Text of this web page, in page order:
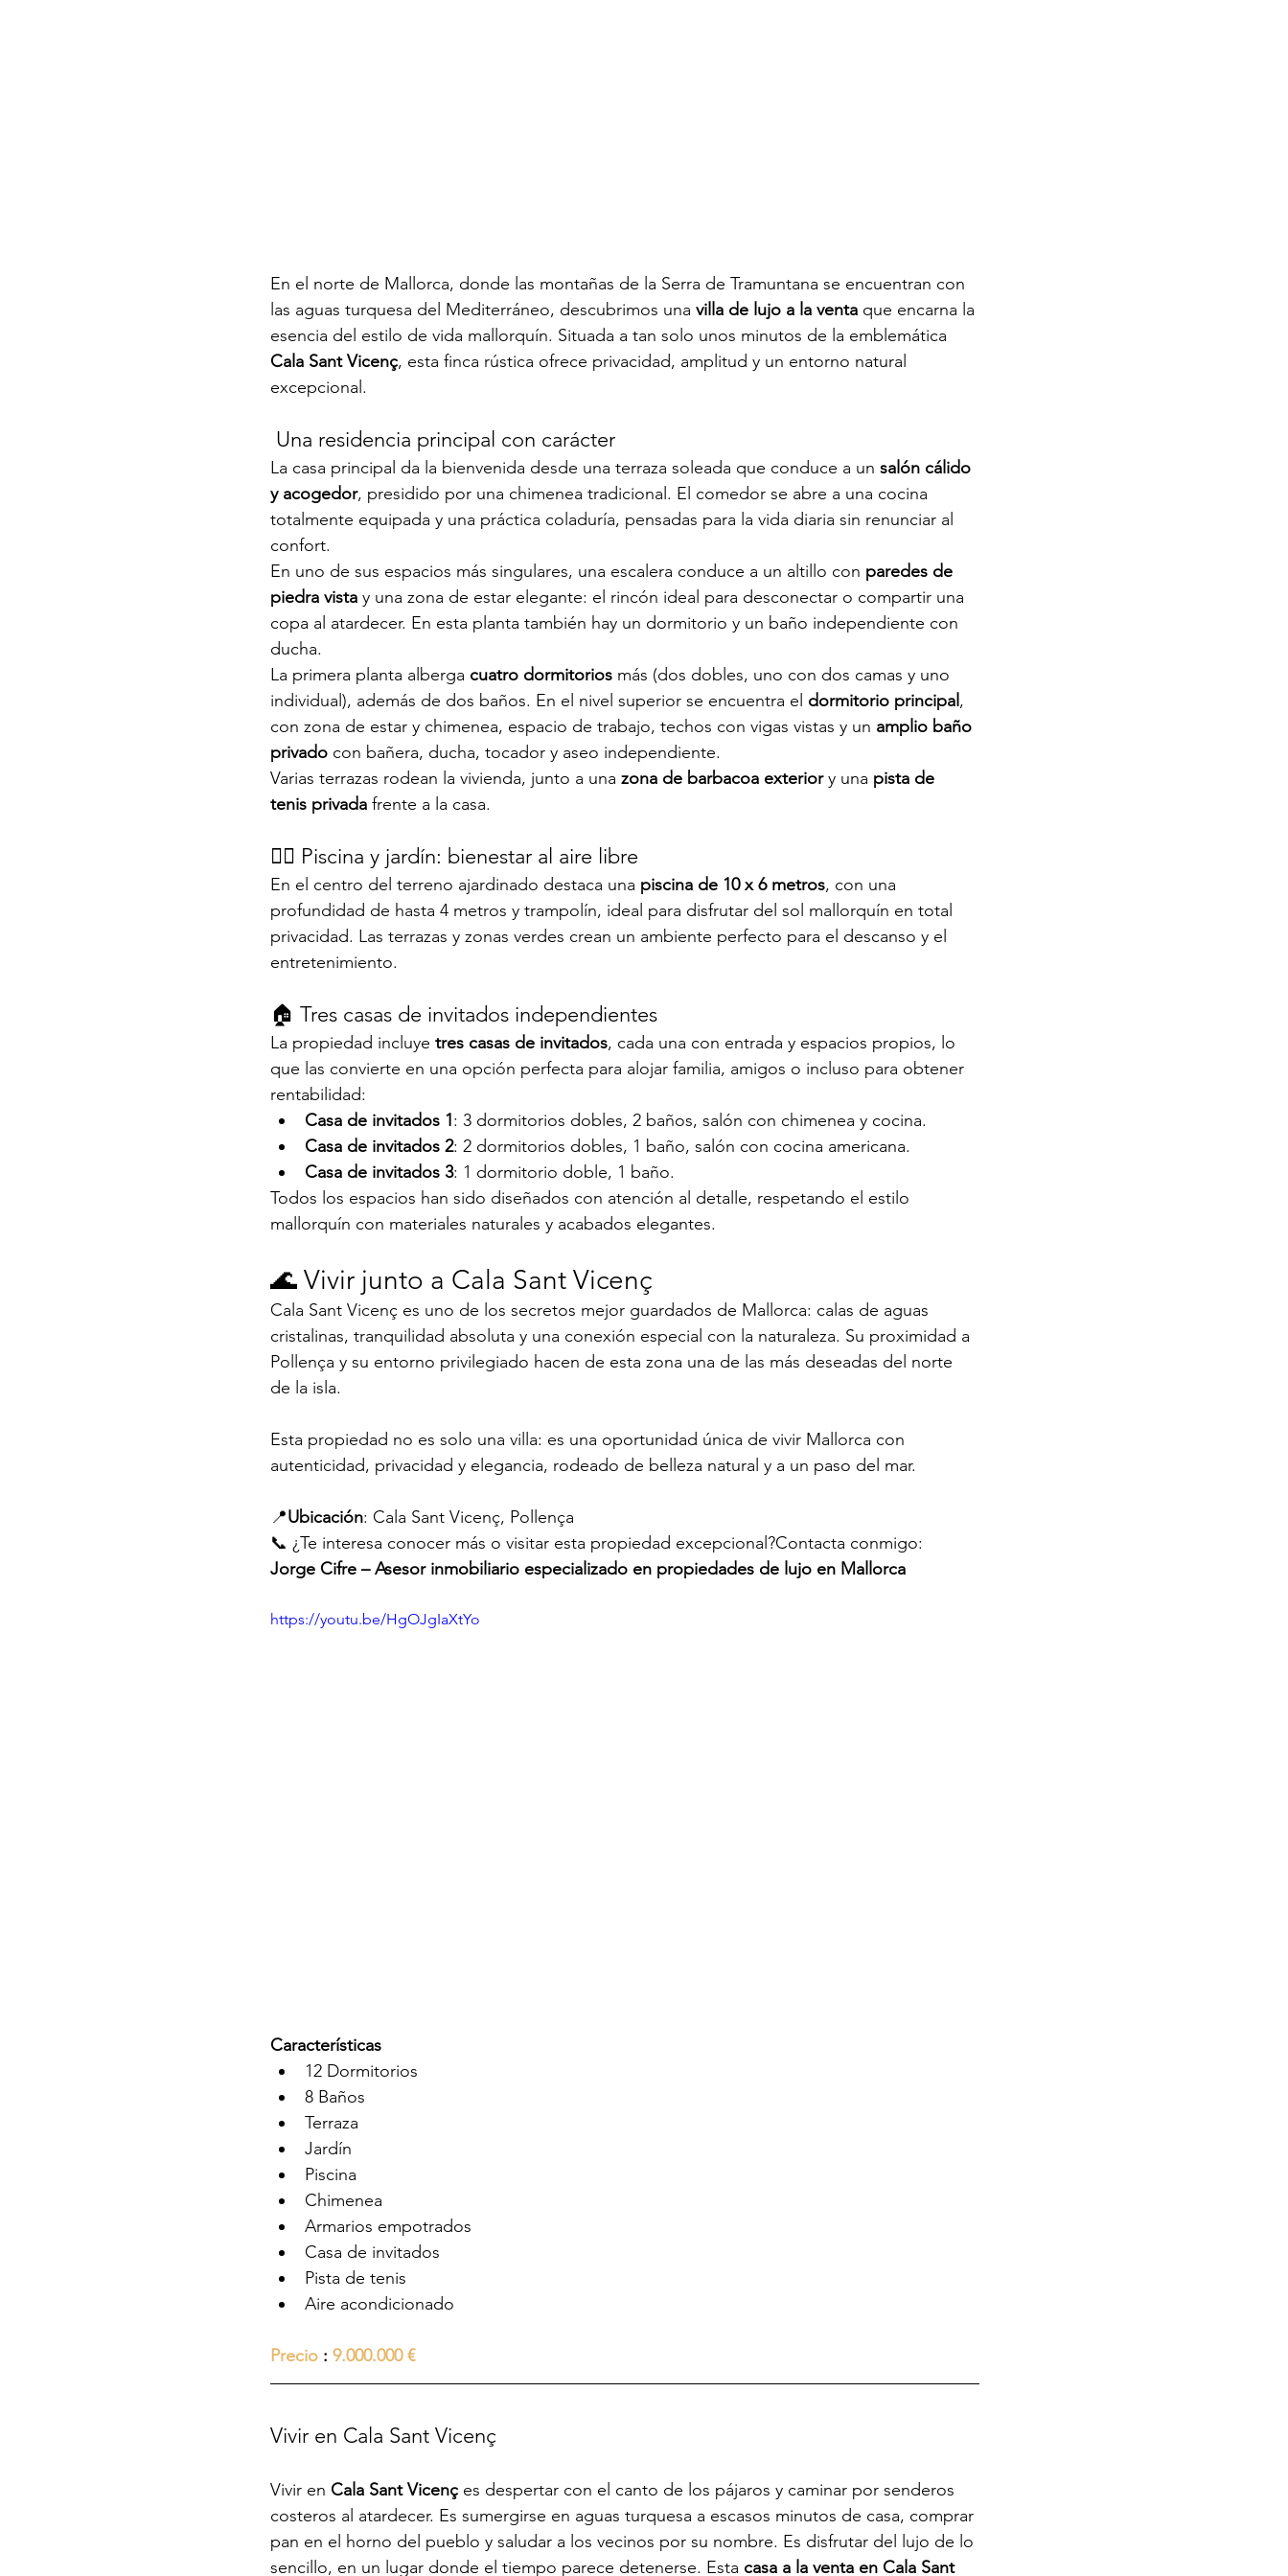
En el norte de Mallorca, donde las montañas de la Serra de Tramuntana se encuentran con
las aguas turquesa del Mediterráneo, descubrimos una villa de lujo a la venta que encarna la
esencia del estilo de vida mallorquín. Situada a tan solo unos minutos de la emblemática
Cala Sant Vicenç, esta finca rústica ofrece privacidad, amplitud y un entorno natural
excepcional.
Una residencia principal con carácter
La casa principal da la bienvenida desde una terraza soleada que conduce a un salón cálido
y acogedor, presidido por una chimenea tradicional. El comedor se abre a una cocina
totalmente equipada y una práctica coladuría, pensadas para la vida diaria sin renunciar al
confort.
En uno de sus espacios más singulares, una escalera conduce a un altillo con paredes de
piedra vista y una zona de estar elegante: el rincón ideal para desconectar o compartir una
copa al atardecer. En esta planta también hay un dormitorio y un baño independiente con
ducha.
La primera planta alberga cuatro dormitorios más (dos dobles, uno con dos camas y uno
individual), además de dos baños. En el nivel superior se encuentra el dormitorio principal,
con zona de estar y chimenea, espacio de trabajo, techos con vigas vistas y un amplio baño
privado con bañera, ducha, tocador y aseo independiente.
Varias terrazas rodean la vivienda, junto a una zona de barbacoa exterior y una pista de
tenis privada frente a la casa.
🏊‍♂️ Piscina y jardín: bienestar al aire libre
En el centro del terreno ajardinado destaca una piscina de 10 x 6 metros, con una
profundidad de hasta 4 metros y trampolín, ideal para disfrutar del sol mallorquín en total
privacidad. Las terrazas y zonas verdes crean un ambiente perfecto para el descanso y el
entretenimiento.
🏠 Tres casas de invitados independientes
La propiedad incluye tres casas de invitados, cada una con entrada y espacios propios, lo
que las convierte en una opción perfecta para alojar familia, amigos o incluso para obtener
rentabilidad:
Casa de invitados 1: 3 dormitorios dobles, 2 baños, salón con chimenea y cocina.
Casa de invitados 2: 2 dormitorios dobles, 1 baño, salón con cocina americana.
Casa de invitados 3: 1 dormitorio doble, 1 baño.
Todos los espacios han sido diseñados con atención al detalle, respetando el estilo
mallorquín con materiales naturales y acabados elegantes.
🌊 Vivir junto a Cala Sant Vicenç
Cala Sant Vicenç es uno de los secretos mejor guardados de Mallorca: calas de aguas
cristalinas, tranquilidad absoluta y una conexión especial con la naturaleza. Su proximidad a
Pollença y su entorno privilegiado hacen de esta zona una de las más deseadas del norte
de la isla.
Esta propiedad no es solo una villa: es una oportunidad única de vivir Mallorca con
autenticidad, privacidad y elegancia, rodeado de belleza natural y a un paso del mar.
📍Ubicación: Cala Sant Vicenç, Pollença
📞 ¿Te interesa conocer más o visitar esta propiedad excepcional?Contacta conmigo:
Jorge Cifre – Asesor inmobiliario especializado en propiedades de lujo en Mallorca
https://youtu.be/HgOJgIaXtYo
Características
12 Dormitorios
8 Baños
Terraza
Jardín
Piscina
Chimenea
Armarios empotrados
Casa de invitados
Pista de tenis
Aire acondicionado
Precio : 9.000.000 €
Vivir en Cala Sant Vicenç
Vivir en Cala Sant Vicenç es despertar con el canto de los pájaros y caminar por senderos
costeros al atardecer. Es sumergirse en aguas turquesa a escasos minutos de casa, comprar
pan en el horno del pueblo y saludar a los vecinos por su nombre. Es disfrutar del lujo de lo
sencillo, en un lugar donde el tiempo parece detenerse. Esta casa a la venta en Cala Sant